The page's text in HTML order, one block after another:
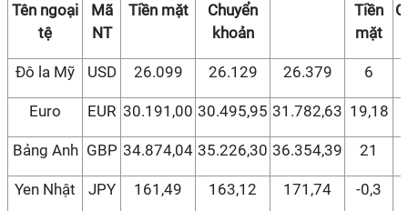
Tên ngoại
tệ
Mã
NT
Tiền mặt
Chuyển
khoản
Tiền
mặt
Đô la Mỹ USD 26.099 26.129 26.379 6
Euro EUR 30.191,00 30.495,95 31.782,63 19,18
Bảng Anh GBP 34.874,04 35.226,30 36.354,39 21
Yen Nhật JPY 161,49 163,12 171,74 -0,3